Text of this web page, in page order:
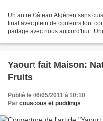
Un autre Gâteau Algérien sans
final avec plein de couleurs tout
partage avec nous
Yaourt fait Maison:
Fruits
Publié le 06/05/2011 à 10:10
Par couscous et puddings